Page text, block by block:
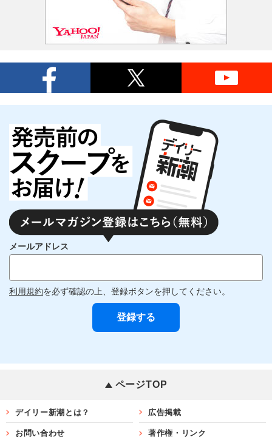
メールアドレス
利用規約を必ず確認の上、登録ボタンを押してください。
ページTOP
デイリー新潮とは？ 広告掲載
お問い合わせ 著作権・リンク